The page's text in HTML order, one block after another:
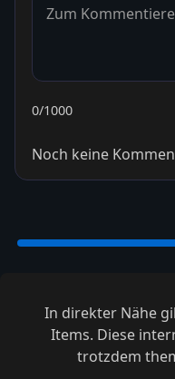
0/1000
Noch keine
In direkter Nähe
Items. Diese
trotzdem